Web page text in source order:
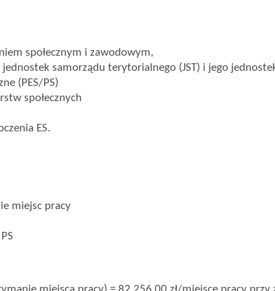
społecznym i zawodowym,
samorządu terytorialnego (JST) i jego
(PES/PS)
społecznych
ES.
miejsc pracy